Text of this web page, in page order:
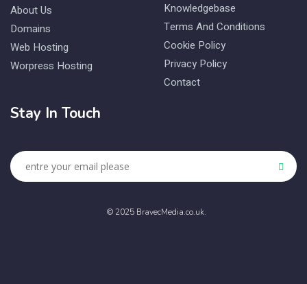
About Us
Domains
Web Hosting
Worpress Hosting
Knowledgebase
Terms And Conditions
Cookie Policy
Privacy Policy
Contact
Stay In Touch
© 2025 BravecMedia.co.uk.